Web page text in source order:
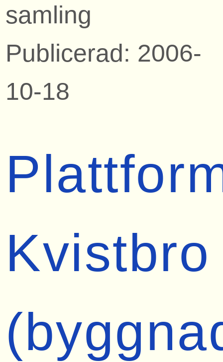
samling
Publicerad: 2006-
10-18
Kvistbro